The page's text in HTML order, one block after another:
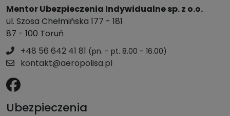
Mentor Ubezpieczenia Indywidualne sp. z o.o.
ul. Szosa Chełmińska 177 - 181
87 - 100 Toruń
+48 56 642 41 81 (pn. - pt. 8.00 - 16.00)
kontakt@aeropolisa.pl
Ubezpieczenia